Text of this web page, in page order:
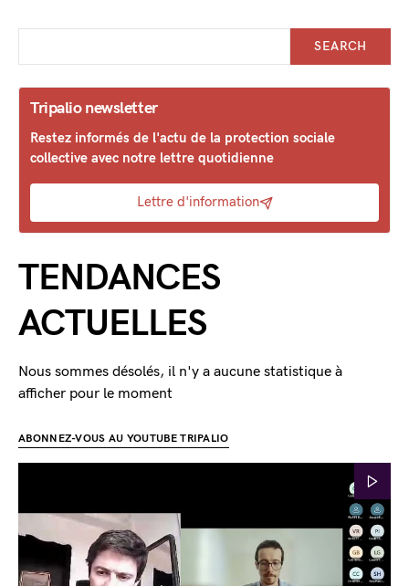
SEARCH
Tripalio newsletter
Restez informés de l'actu de la protection sociale
collective avec notre lettre quotidienne
Lettre d'information
TENDANCES
ACTUELLES
Nous sommes désolés, il n'y a aucune statistique à
afficher pour le moment
ABONNEZ-VOUS AU YOUTUBE TRIPALIO